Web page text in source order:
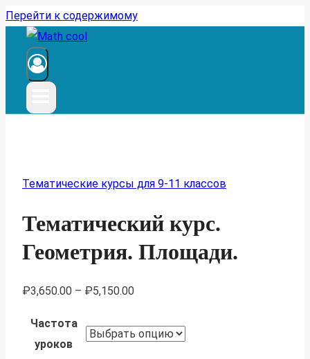
Перейти к содержимому
Тематические курсы для 9-11 классов
Тематический курс.
Геометрия. Площади.
₽3,650.00 – ₽5,150.00
Частота
уроков